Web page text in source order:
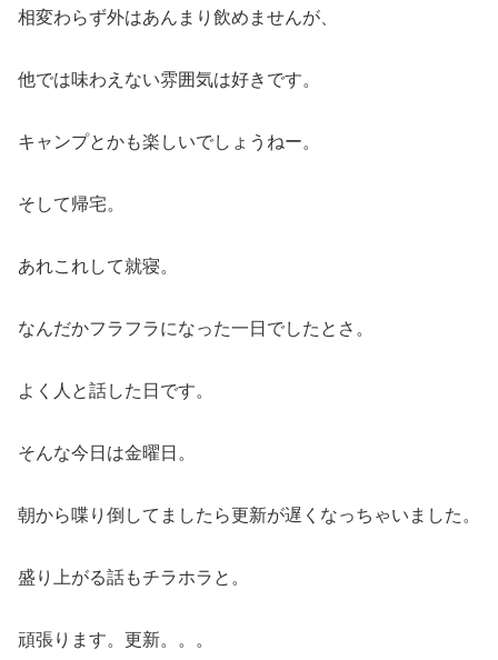
相変わらず外はあんまり飲めませんが、
他では味わえない雰囲気は好きです。
キャンプとかも楽しいでしょうねー。
そして帰宅。
あれこれして就寝。
なんだかフラフラになった一日でしたとさ。
よく人と話した日です。
そんな今日は金曜日。
朝から喋り倒してましたら更新が遅くなっちゃいました。
盛り上がる話もチラホラと。
頑張ります。更新。。。